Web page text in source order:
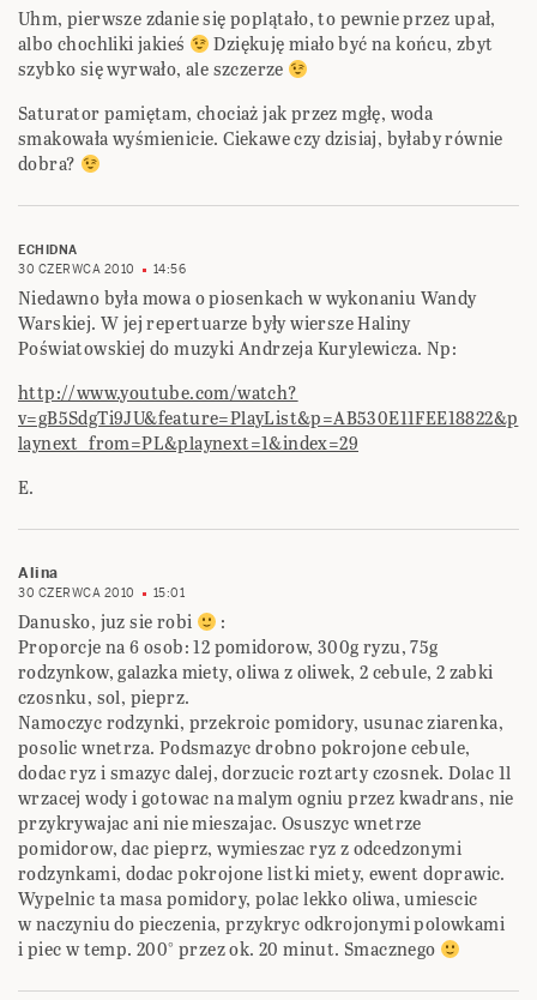
Uhm, pierwsze zdanie się poplątało, to pewnie przez upał,
albo chochliki jakieś
Dziękuję miało być na końcu, zbyt
szybko się wyrwało, ale szczerze
Saturator pamiętam, chociaż jak przez mgłę, woda
smakowała wyśmienicie. Ciekawe czy dzisiaj, byłaby równie
dobra?
ECHIDNA
30 CZERWCA 2010
14:56
Niedawno była mowa o piosenkach w wykonaniu Wandy
Warskiej. W jej repertuarze były wiersze Haliny
Poświatowskiej do muzyki Andrzeja Kurylewicza. Np:
http://www.youtube.com/watch?
v=gB5SdgTi9JU&feature=PlayList&p=AB530E11FEE18822&p
laynext_from=PL&playnext=1&index=29
E.
Alina
30 CZERWCA 2010 15:01
Danusko, juz sie robi
:
Proporcje na 6 osob: 12 pomidorow, 300g ryzu, 75g
rodzynkow, galazka miety, oliwa z oliwek, 2 cebule, 2 zabki
czosnku, sol, pieprz.
Namoczyc rodzynki, przekroic pomidory, usunac ziarenka,
posolic wnetrza. Podsmazyc drobno pokrojone cebule,
dodac ryz i smazyc dalej, dorzucic roztarty czosnek. Dolac 1l
wrzacej wody i gotowac na malym ogniu przez kwadrans, nie
przykrywajac ani nie mieszajac. Osuszyc wnetrze
pomidorow, dac pieprz, wymieszac ryz z odcedzonymi
rodzynkami, dodac pokrojone listki miety, ewent doprawic.
Wypelnic ta masa pomidory, polac lekko oliwa, umiescic
w naczyniu do pieczenia, przykryc odkrojonymi polowkami
i piec w temp. 200° przez ok. 20 minut. Smacznego